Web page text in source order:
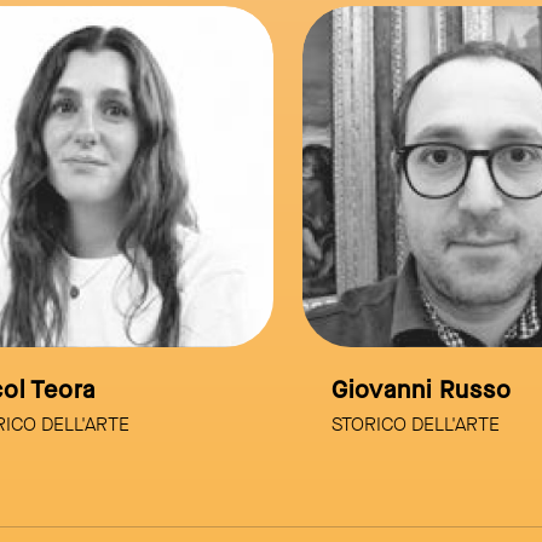
Teora
DELL'ARTE
Giovanni Russo
STORICO DELL'ARTE
link to page